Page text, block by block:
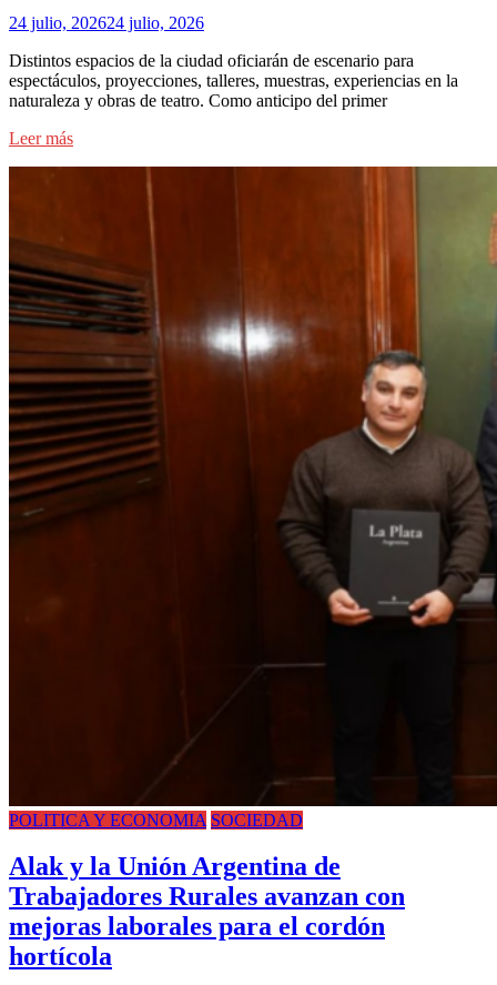
24 julio, 202624 julio, 2026
Distintos espacios de la ciudad oficiarán de escenario para
espectáculos, proyecciones, talleres, muestras, experiencias en la
naturaleza y obras de teatro. Como anticipo del primer
Leer más
POLITICA Y ECONOMIA SOCIEDAD
Alak y la Unión Argentina de
Trabajadores Rurales avanzan con
mejoras laborales para el cordón
hortícola